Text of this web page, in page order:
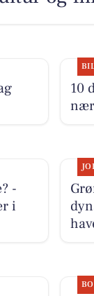
10
-
i